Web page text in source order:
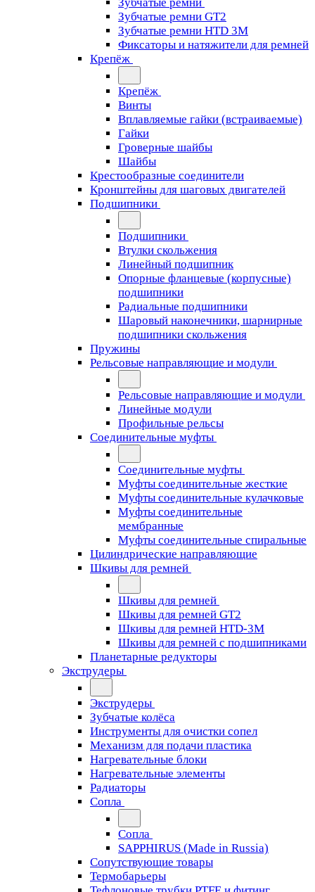
Зубчатые ремни GT2
Зубчатые ремни HTD 3M
Фиксаторы и натяжители для ремней
Крепёж
Крепёж
Винты
Вплавляемые гайки (встраиваемые)
Гайки
Гроверные шайбы
Шайбы
Крестообразные соединители
Кронштейны для шаговых двигателей
Подшипники
Подшипники
Втулки скольжения
Линейный подшипник
Опорные фланцевые (корпусные)
подшипники
Радиальные подшипники
Шаровый наконечники, шарнирные
подшипники скольжения
Пружины
Рельсовые направляющие и модули
Рельсовые направляющие и модули
Линейные модули
Профильные рельсы
Соединительные муфты
Соединительные муфты
Муфты соединительные жесткие
Муфты соединительные кулачковые
Муфты соединительные
мембранные
Муфты соединительные спиральные
Цилиндрические направляющие
Шкивы для ремней
Шкивы для ремней
Шкивы для ремней GT2
Шкивы для ремней HTD-3M
Шкивы для ремней с подшипниками
Планетарные редукторы
Экструдеры
Экструдеры
Зубчатые колёса
Инструменты для очистки сопел
Механизм для подачи пластика
Нагревательные блоки
Нагревательные элементы
Радиаторы
Сопла
Сопла
SAPPHIRUS (Made in Russia)
Сопутствующие товары
Термобарьеры